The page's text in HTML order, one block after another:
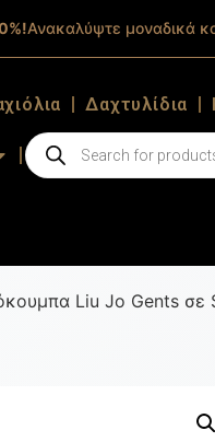
Ανακαλύψτε μοναδικά
Δαχτυλίδια
Liu Jo Gents σε